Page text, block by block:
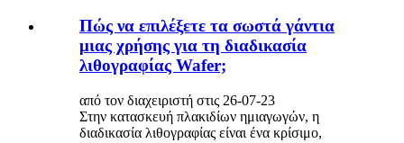
Πώς να επιλέξετε τα σωστά γάντια
μιας χρήσης για τη διαδικασία
λιθογραφίας Wafer;
από τον διαχειριστή στις 26-07-23
Στην κατασκευή πλακιδίων ημιαγωγών, η
διαδικασία λιθογραφίας είναι ένα κρίσιμο,